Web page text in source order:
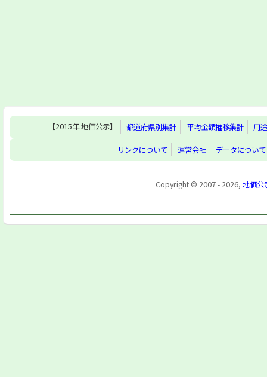
【2015年 地価公示】 都道府県別集計 平均金額推移集計 用
リンクについて 運営会社 データについて
Copyright © 2007 - 2026, 地価公